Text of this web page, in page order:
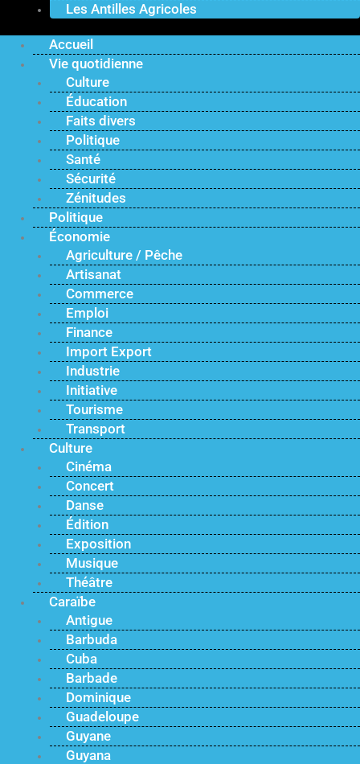
Les Antilles Agricoles
Accueil
Vie quotidienne
Culture
Éducation
Faits divers
Politique
Santé
Sécurité
Zénitudes
Politique
Économie
Agriculture / Pêche
Artisanat
Commerce
Emploi
Finance
Import Export
Industrie
Initiative
Tourisme
Transport
Culture
Cinéma
Concert
Danse
Édition
Exposition
Musique
Théâtre
Caraïbe
Antigue
Barbuda
Cuba
Barbade
Dominique
Guadeloupe
Guyane
Guyana